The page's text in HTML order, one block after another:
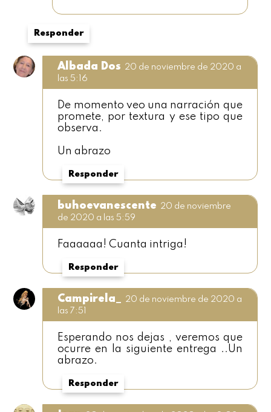
Responder
Albada Dos 20 de noviembre de 2020 a
las 5:16
De momento veo una narración que
promete, por textura y ese tipo que
observa.
Un abrazo
Responder
buhoevanescente 20 de noviembre
de 2020 a las 5:59
Faaaaaa! Cuanta intriga!
Responder
Campirela_
20 de noviembre de 2020 a
las 7:51
Esperando nos dejas , veremos que
ocurre en la siguiente entrega ..Un
abrazo.
Responder